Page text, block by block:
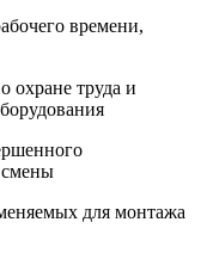
времени,
охране труда и
смены
для монтажа